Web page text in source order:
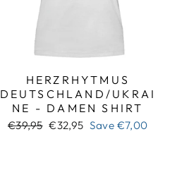
HERZRHYTMUS
DEUTSCHLAND/UKRAI
NE - DAMEN SHIRT
Regular
€39,95 Sale
€32,95 Save €7,00